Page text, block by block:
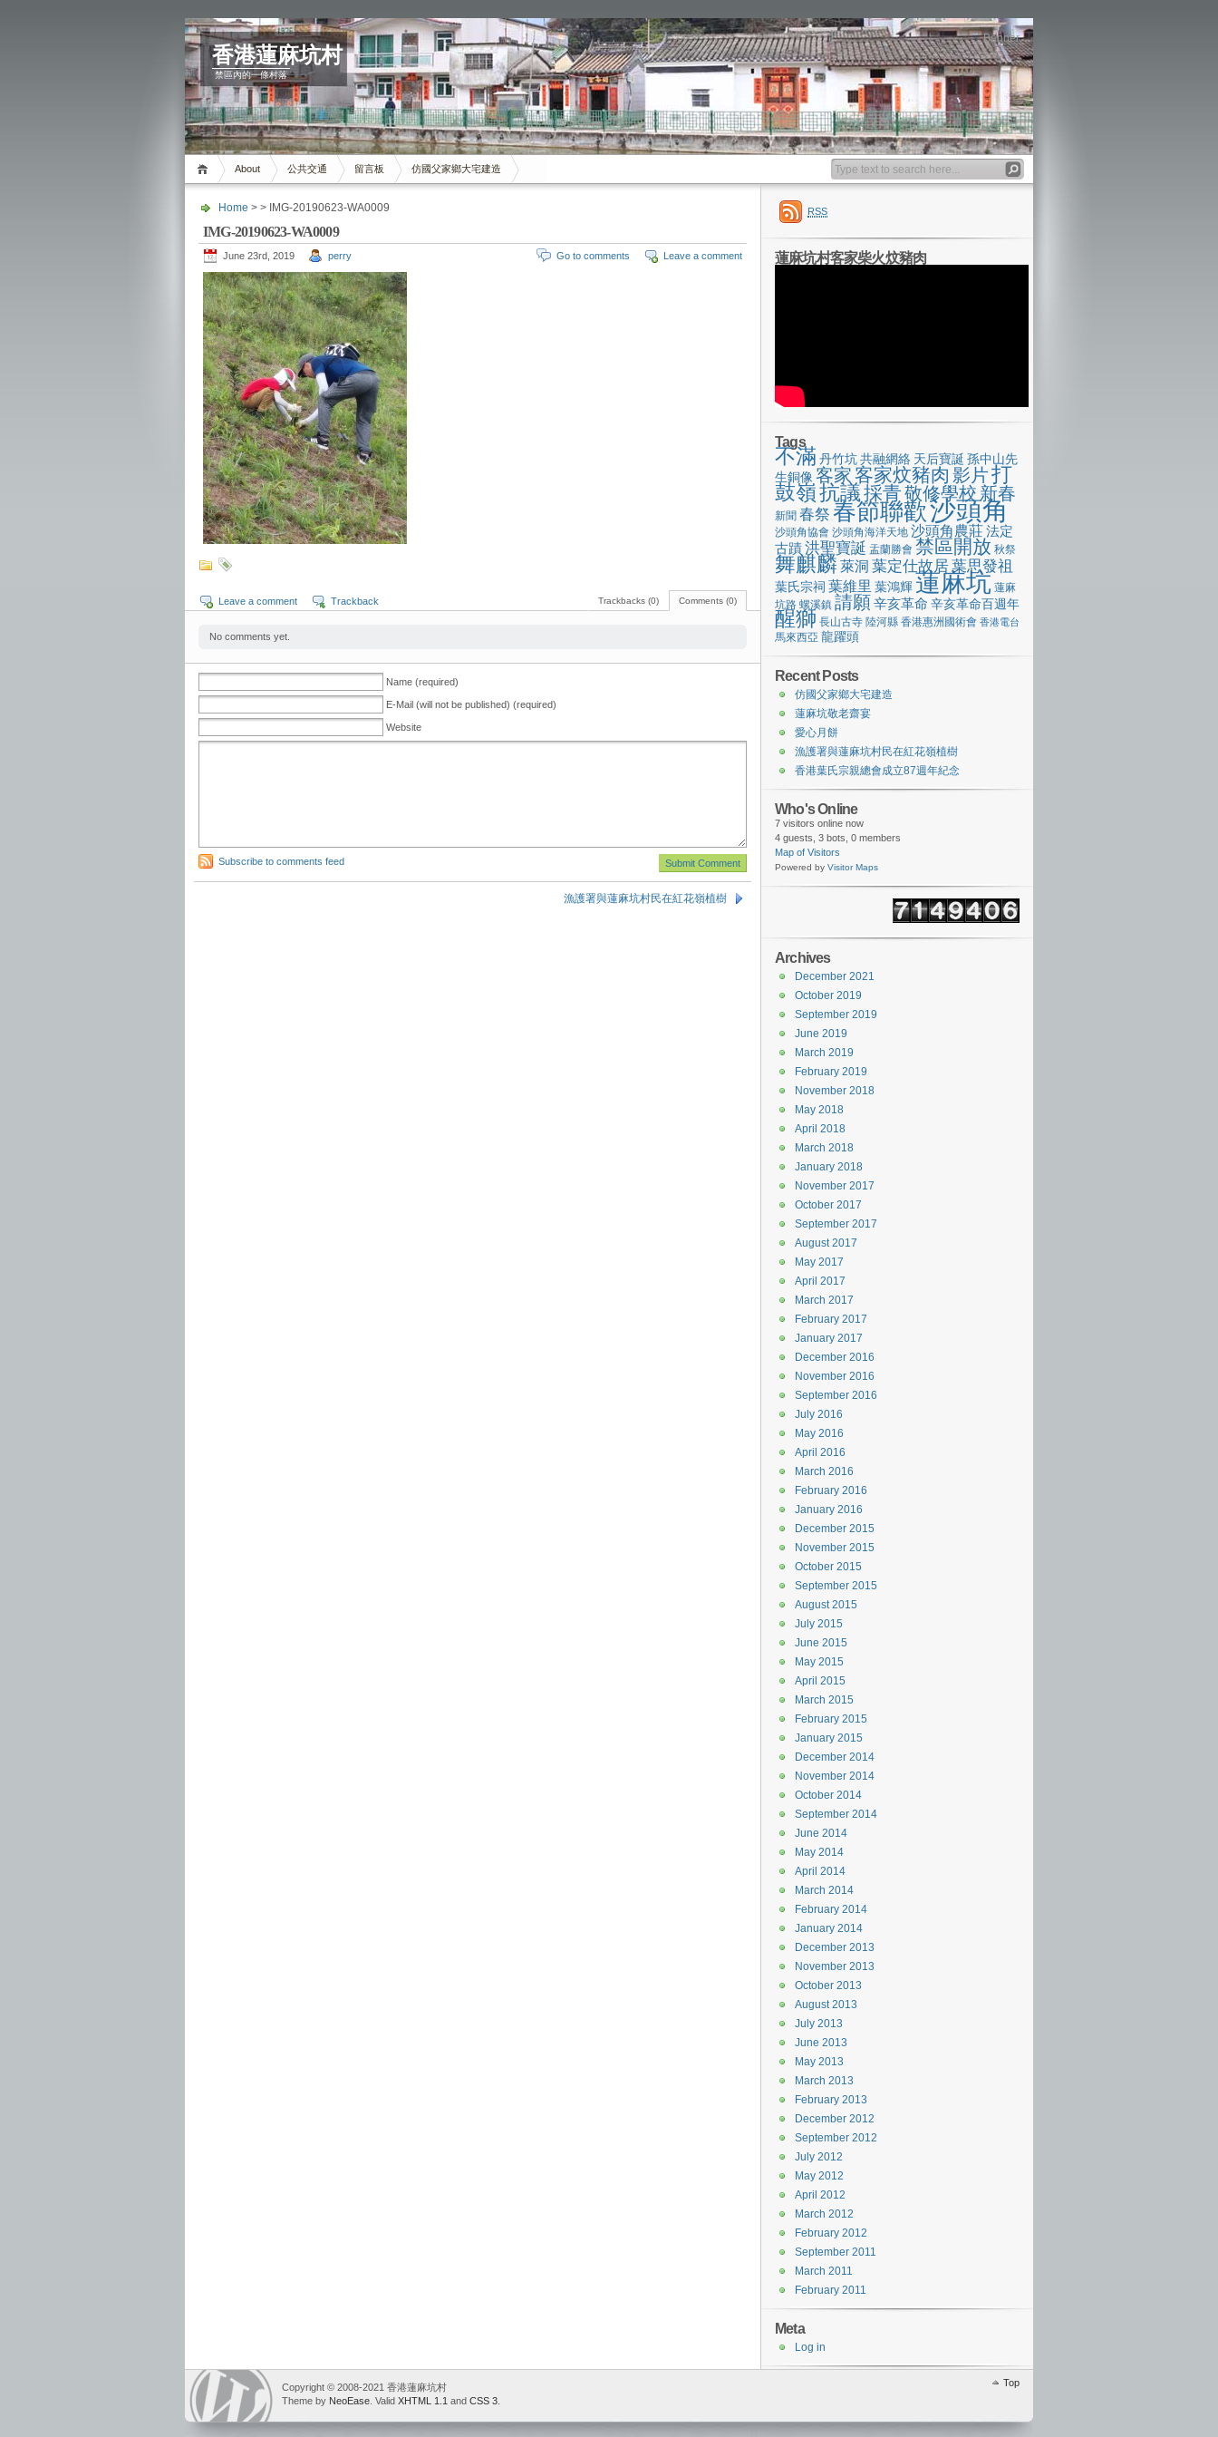
Banner
香港蓮麻坑村
禁區內的一條村落
About 公共交通 留言板 仿國父家鄉大宅建造
Home > > IMG-20190623-WA0009
IMG-20190623-WA0009
June 23rd, 2019 perry Leave a comment
Go to comments
Comments (0)
Trackbacks (0)
Leave a comment Trackback
No comments yet.
Name (required)
E-Mail (will not be published) (required)
Website
Subscribe to comments feed
漁護署與蓮麻坑村民在紅花嶺植樹
RSS
蓮麻坑村客家柴火炆豬肉
Tags
不滿 丹竹坑共融網絡 天后寶誕 孫中山先
生銅像 客家客家炆豬肉 影片打
鼓嶺抗議採青敬修學校 新春
新聞 春祭 春節聯歡沙頭角
沙頭角協會 沙頭角海洋天地 沙頭角農莊法定
古蹟洪聖寶誕 盂蘭勝會 禁區開放 秋祭
舞麒麟萊洞 葉定仕故居葉思發祖
葉氏宗祠 葉維里 葉鴻輝蓮麻坑 蓮麻
坑路 螺溪鎮 請願辛亥革命 辛亥革命百週年
醒獅 長山古寺 陸河縣 香港惠洲國術會 香港電台
馬來西亞 龍躍頭
Recent Posts
仿國父家鄉大宅建造
蓮麻坑敬老齋宴
愛心月餅
漁護署與蓮麻坑村民在紅花嶺植樹
香港葉氏宗親總會成立87週年紀念
Who's Online
7 visitors online now
4 guests, 3 bots, 0 members
Map of Visitors
Powered by Visitor Maps
Archives
December 2021
October 2019
September 2019
June 2019
March 2019
February 2019
November 2018
May 2018
April 2018
March 2018
January 2018
November 2017
October 2017
September 2017
August 2017
May 2017
April 2017
March 2017
February 2017
January 2017
December 2016
November 2016
September 2016
July 2016
May 2016
April 2016
March 2016
February 2016
January 2016
December 2015
November 2015
October 2015
September 2015
August 2015
July 2015
June 2015
May 2015
April 2015
March 2015
February 2015
January 2015
December 2014
November 2014
October 2014
September 2014
June 2014
May 2014
April 2014
March 2014
February 2014
January 2014
December 2013
November 2013
October 2013
August 2013
July 2013
June 2013
May 2013
March 2013
February 2013
December 2012
September 2012
July 2012
May 2012
April 2012
March 2012
February 2012
September 2011
March 2011
February 2011
Meta
Log in
Top
Copyright © 2008-2021 香港蓮麻坑村
Theme by NeoEase . Valid XHTML 1.1 and CSS 3